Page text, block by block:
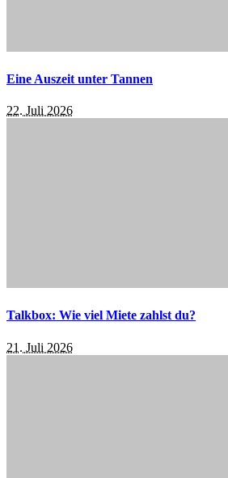
Eine Auszeit unter Tannen
22. Juli 2026
Talkbox: Wie viel Miete zahlst du?
21. Juli 2026